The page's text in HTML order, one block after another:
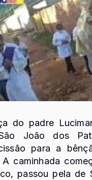
do padre
João dos
para a
A caminhada
passou pela de